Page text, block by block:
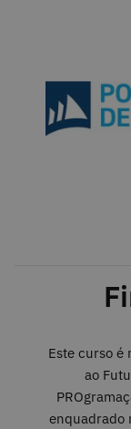
Este curso é
ao
enquadrado